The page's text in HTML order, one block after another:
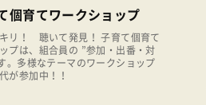
個育てワークショップ
リ！ 聴いて発見！ 子育て個育て
プは、組合員の ”参加・出番・対
。多様なテーマのワークショップ
が参加中！！